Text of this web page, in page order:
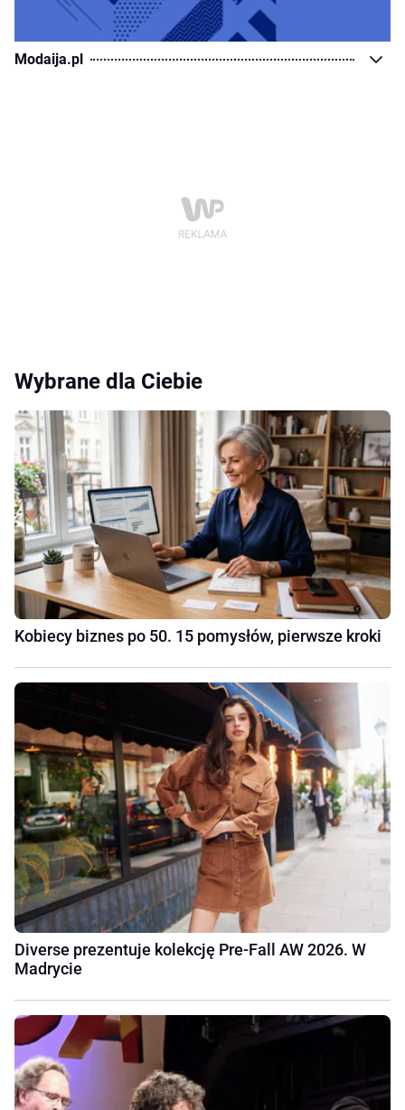
Modaija.pl
Wybrane dla Ciebie
Kobiecy biznes po 50. 15 pomysłów, pierwsze kroki
Diverse prezentuje kolekcję Pre-Fall AW 2026. W
Madrycie